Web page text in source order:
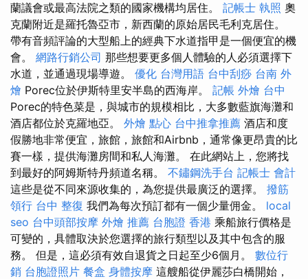
蘭議會或最高法院之類的國家機構均居住。 記帳士 執照 奧
克蘭附近是羅托魯亞市，新西蘭的原始居民毛利克居住。
帶有音頻評論的大型船上的經典下水道指甲是一個便宜的機
會。 網路行銷公司 那些想要更多個人體驗的人必須選擇下
水道，並通過現場導遊。 優化 台灣用語 台中刮痧 台南 外
燴 Porec位於伊斯特里安半島的西海岸。 記帳 外燴 台中
Porec的特色菜是，與城市的規模相比，大多數藍旗海灘和
酒店都位於克羅地亞。 外燴 點心 台中推拿推薦 酒店和度
假勝地非常便宜，旅館，旅館和Airbnb，通常像更昂貴的比
賽一樣，提供海灘房間和私人海灘。 在此網站上，您將找
到最好的阿姆斯特丹頻道名稱。 不鏽鋼洗手台 記帳士 會計
這些是從不同來源收集的，為您提供最廣泛的選擇。 撥筋
領行 台中 整復 我們為每次預訂都有一個少量佣金。 local
seo 台中頭部按摩 外燴 推薦 台胞證 香港 乘船旅行價格是
可變的，具體取決於您選擇的旅行類型以及其中包含的服
務。 但是，這必須有效自退貨之日起至少6個月。 數位行
銷 台胞證照片 餐盒 身體按摩 這艘船從伊麗莎白橋開始，